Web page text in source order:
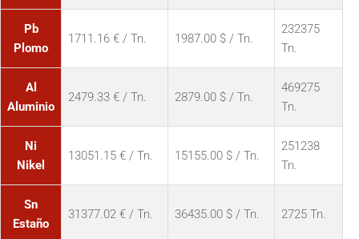
Pb
Plomo
1711.16 € / Tn. 1987.00 $ / Tn.
232375
Tn.
Al
Aluminio
2479.33 € / Tn. 2879.00 $ / Tn.
469275
Tn.
Ni
Nikel
13051.15 € / Tn. 15155.00 $ / Tn.
251238
Tn.
Sn
Estaño
31377.02 € / Tn. 36435.00 $ / Tn. 2725 Tn.